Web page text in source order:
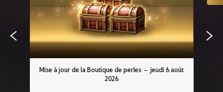
Mise à jour de la Boutique de perles – jeudi 6 août
2026